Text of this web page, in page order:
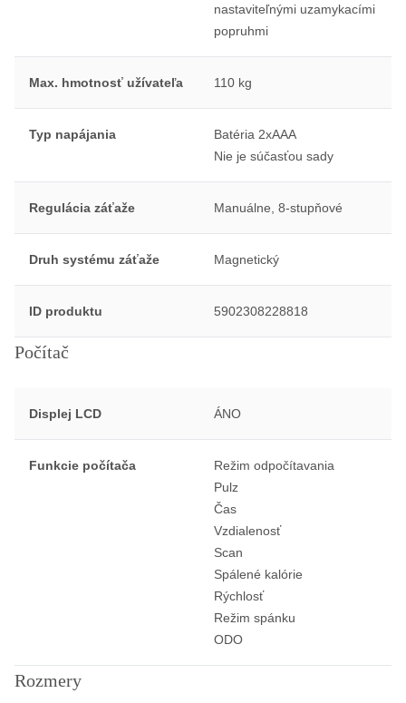
nastaviteľnými uzamykacími
popruhmi
Max. hmotnosť užívateľa 110 kg
Typ napájania
Batéria 2xAAA
Nie je súčasťou sady
Regulácia záťaže Manuálne, 8-stupňové
Druh systému záťaže Magnetický
ID produktu 5902308228818
Počítač
Displej LCD ÁNO
Funkcie počítača
Režim odpočítavania
Pulz
Čas
Vzdialenosť
Scan
Spálené kalórie
Rýchlosť
Režim spánku
ODO
Rozmery